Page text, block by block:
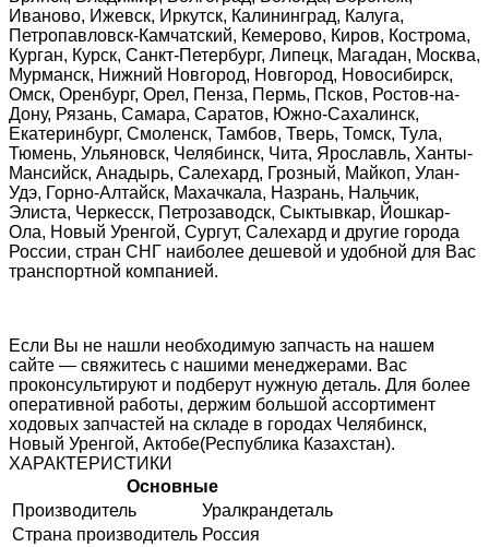
Иваново, Ижевск, Иркутск, Калининград, Калуга,
Петропавловск-Камчатский, Кемерово, Киров, Кострома,
Курган, Курск, Санкт-Петербург, Липецк, Магадан, Москва,
Мурманск, Нижний Новгород, Новгород, Новосибирск,
Омск, Оренбург, Орел, Пенза, Пермь, Псков, Ростов-на-
Дону, Рязань, Самара, Саратов, Южно-Сахалинск,
Екатеринбург, Смоленск, Тамбов, Тверь, Томск, Тула,
Тюмень, Ульяновск, Челябинск, Чита, Ярославль, Ханты-
Мансийск, Анадырь, Салехард, Грозный, Майкоп, Улан-
Удэ, Горно-Алтайск, Махачкала, Назрань, Нальчик,
Элиста, Черкесск, Петрозаводск, Сыктывкар, Йошкар-
Ола, Новый Уренгой, Сургут, Салехард и другие города
России, стран СНГ наиболее дешевой и удобной для Вас
транспортной компанией.
Если Вы не нашли необходимую запчасть на нашем
сайте — свяжитесь с нашими менеджерами. Вас
проконсультируют и подберут нужную деталь. Для более
оперативной работы, держим большой ассортимент
ходовых запчастей на складе в городах Челябинск,
Новый Уренгой, Актобе(Республика Казахстан).
ХАРАКТЕРИСТИКИ
Основные
Производитель
Уралкрандеталь
Страна производитель Россия